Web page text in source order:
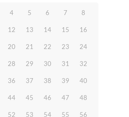
4 5 6 7 8
12 13 14 15 16
20 21 22 23 24
28 29 30 31 32
36 37 38 39 40
44 45 46 47 48
52 53 54 55 56